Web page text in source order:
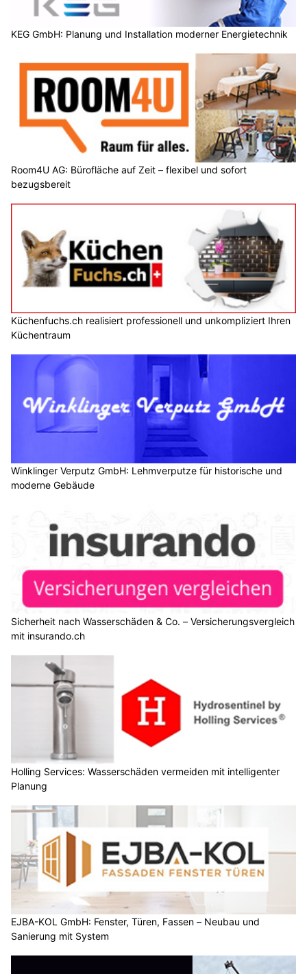
KEG GmbH: Planung und Installation moderner Energietechnik
Room4U AG: Bürofläche auf Zeit – flexibel und sofort
bezugsbereit
Küchenfuchs.ch realisiert professionell und unkompliziert Ihren
Küchentraum
Winklinger Verputz GmbH: Lehmverputze für historische und
moderne Gebäude
Sicherheit nach Wasserschäden & Co. – Versicherungsvergleich
mit insurando.ch
Holling Services: Wasserschäden vermeiden mit intelligenter
Planung
EJBA-KOL GmbH: Fenster, Türen, Fassen – Neubau und
Sanierung mit System